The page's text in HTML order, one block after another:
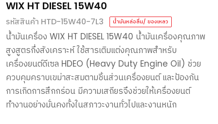
WIX HT DIESEL 15W40
รหัสสินค้า HTD-15W40-7L3 น้ำมันหล่อลื่น/ ของเหลว
น้ำมันเครื่อง WIX HT DIESEL 15W40 น้ำมันเครื่องคุณภาพ
สูงสูตรกึ่งสังเคราะห์ ใช้สารเติมแต่งคุณภาพสำหรับ
เครื่องยนต์ดีเซล HDEO (Heavy Duty Engine Oil) ช่วย
ควบคุมคราบเขม่าสะสมตามชิ้นส่วนเครื่องยนต์ และป้องกัน
การเกิดการสึกกร่อน มีความเสถียรจึงช่วยให้เครื่องยนต์
ทำงานอย่างมั่นคงทั้งในสภาวะงานทั่วไปและงานหนัก